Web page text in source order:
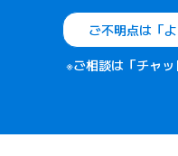
ご不明点は「
※ご相談は「チャッ